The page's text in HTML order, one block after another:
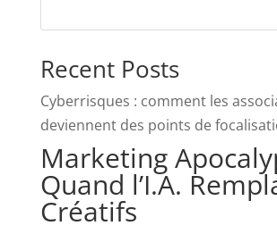
Recent Posts
Cyberrisques : comment les
deviennent des points de
Marketing
Quand l’I.A.
Créatifs